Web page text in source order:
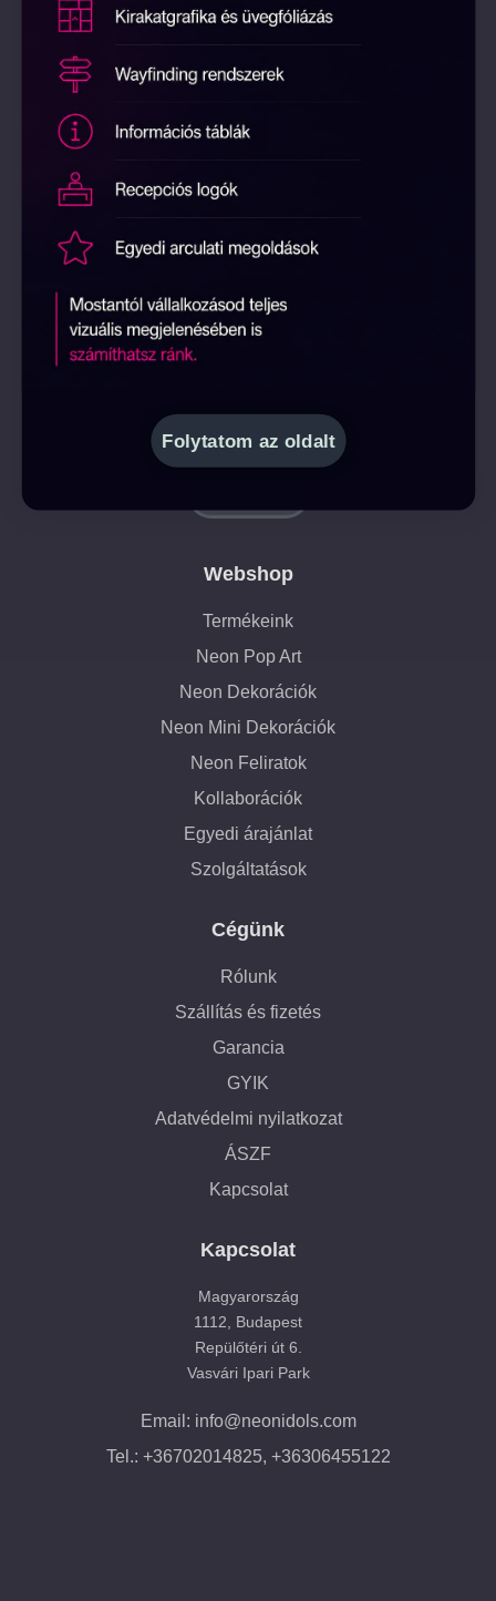
Webshop
Termékeink
Neon Pop Art
Neon Dekorációk
Neon Mini Dekorációk
Neon Feliratok
Kollaborációk
Egyedi árajánlat
Szolgáltatások
Cégünk
Rólunk
Szállítás és fizetés
Garancia
GYIK
Adatvédelmi nyilatkozat
ÁSZF
Kapcsolat
Kapcsolat
Magyarország
1112, Budapest
Repülőtéri út 6.
Vasvári Ipari Park
Email: info@neonidols.com
Tel.: +36702014825, +36306455122
Folytatom az oldalt